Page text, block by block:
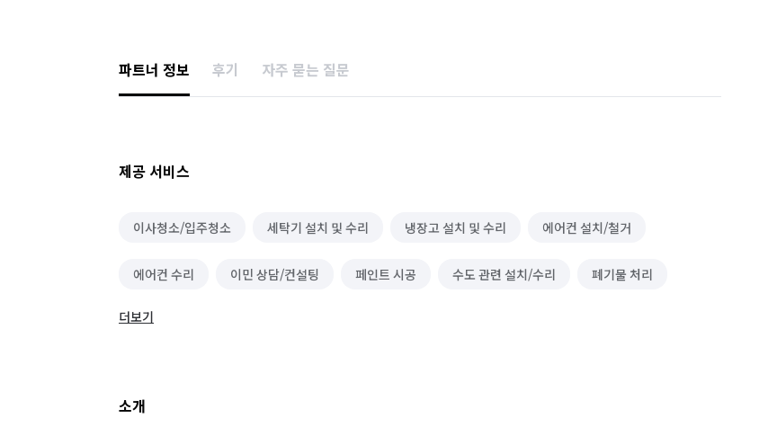
파트너 정보 후기 자주 묻는 질문
제공 서비스
이사청소/입주청소 세탁기 설치 및 수리 냉장고 설치 및 수리 에어컨 설치/철거
에어컨 수리 이민 상담/컨설팅 페인트 시공 수도 관련 설치/수리 폐기물 처리
해충방역
더보기
소개